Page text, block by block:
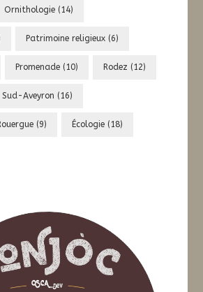
Ornithologie (14)
Patrimoine religieux (6)
Promenade (10) Rodez (12)
Sud-Aveyron (16)
(9) Écologie (18)